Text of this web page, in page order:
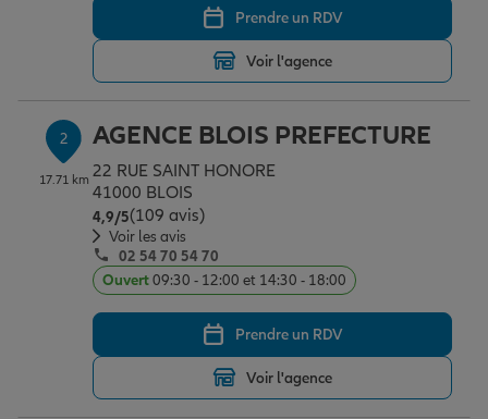
Placements financiers
Investissements immobiliers
Transmission
Changer de voiture
Départ à la retraite
Préparer l’avenir
Assurance auto
Assurance habitation
Le Pack Famille
Garantie des accidents de la vie
Professionnels
Allianz en France
Prendre un RDV
Voir l'agence
2
17.71 km
AGENCE BLOIS PREFECTURE
22 RUE SAINT HONORE
41000 BLOIS
4,9/5Note de 4.9 sur 5
(109 avis)
Voir les avis
02 54 70 54 70
Ouvert09:30 - 12:00 et 14:30 - 18:00
Prendre un RDV
Voir l'agence